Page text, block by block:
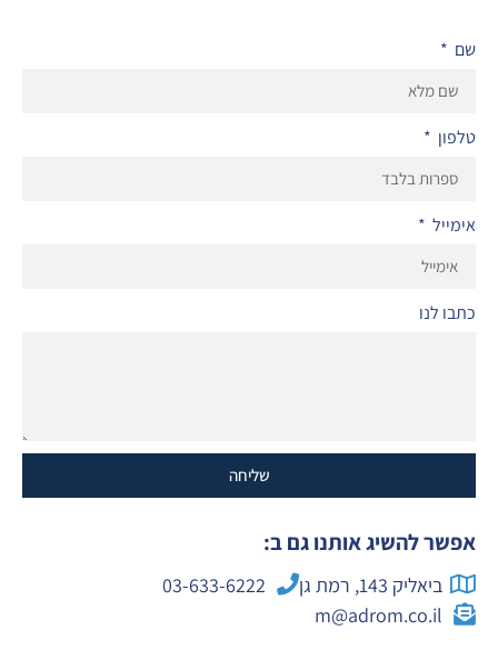
שם
טלפון
אימייל
כתבו לנו
שליחה
אפשר להשיג אותנו גם ב:
ביאליק 143, רמת גן
03-633-6222
m@adrom.co.il